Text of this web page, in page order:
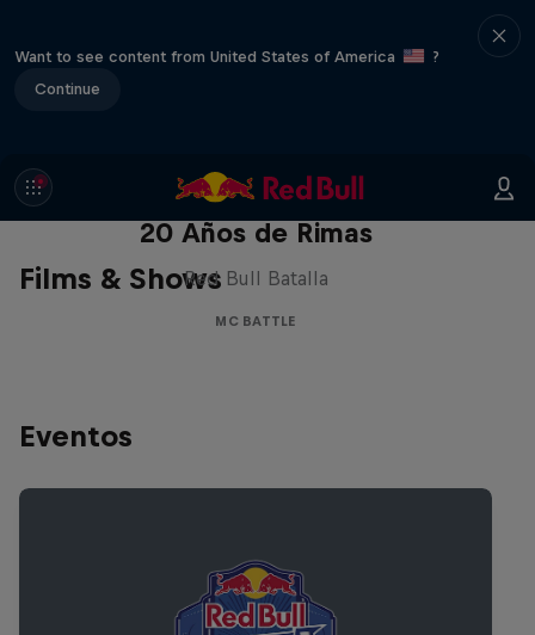
Want to see content from United States of America
?
Continue
Films & Shows
Red Bull Batalla Nueva Historia:
20 Años de Rimas
Red Bull Batalla
MC BATTLE
Eventos